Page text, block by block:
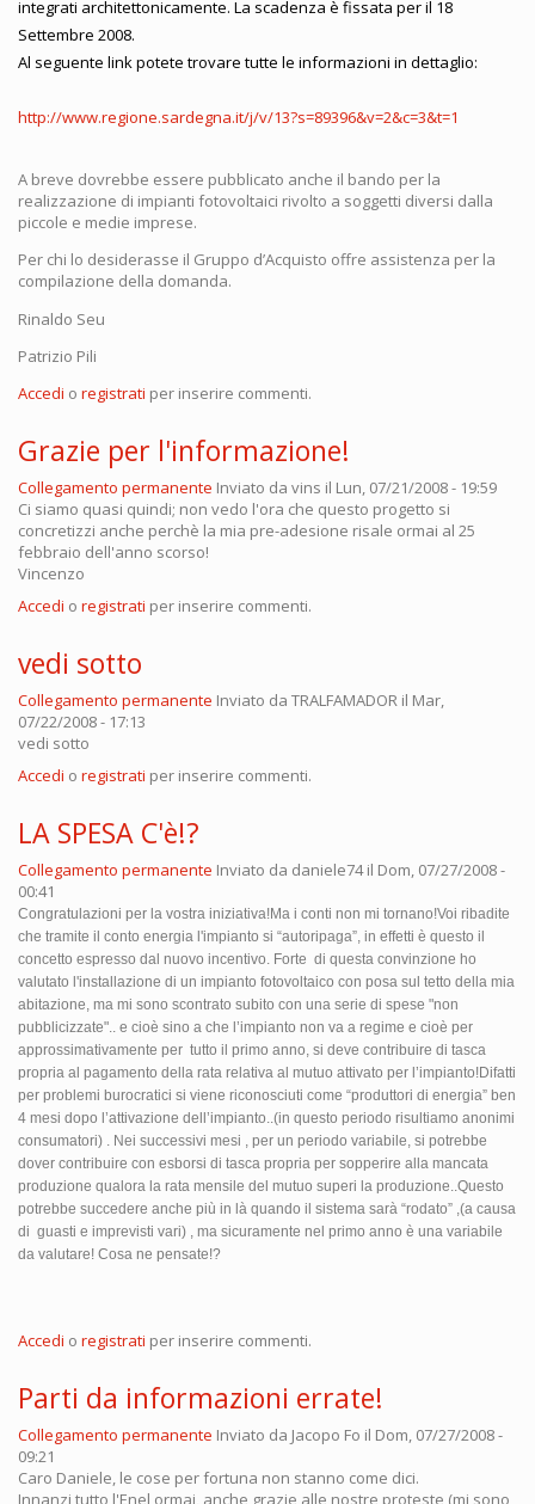
integrati architettonicamente. La scadenza è fissata per il 18
Settembre 2008.
Al seguente link potete trovare tutte le informazioni in dettaglio:
http://www.regione.sardegna.it/j/v/13?s=89396&v=2&c=3&t=1
A breve dovrebbe essere pubblicato anche il bando per la
realizzazione di impianti fotovoltaici rivolto a soggetti diversi dalla
piccole e medie imprese.
Per chi lo desiderasse il Gruppo d’Acquisto offre assistenza per la
compilazione della domanda.
Rinaldo Seu
Patrizio Pili
Accedi o registrati per inserire commenti.
Grazie per l'informazione!
Collegamento permanente Inviato da vins il Lun, 07/21/2008 - 19:59
Ci siamo quasi quindi; non vedo l'ora che questo progetto si
concretizzi anche perchè la mia pre-adesione risale ormai al 25
febbraio dell'anno scorso!
Vincenzo
Accedi o registrati per inserire commenti.
vedi sotto
Collegamento permanente Inviato da TRALFAMADOR il Mar,
07/22/2008 - 17:13
vedi sotto
Accedi o registrati per inserire commenti.
LA SPESA C'è!?
Collegamento permanente Inviato da daniele74il Dom, 07/27/2008 -
00:41
Congratulazioni per la vostra iniziativa!Ma i conti non mi tornano!Voi ribadite
che tramite il conto energia l'impianto si “autoripaga”, in effetti è questo il
concetto espresso dal nuovo incentivo. Forte di questa convinzione ho
valutato l'installazione di un impianto fotovoltaico con posa sul tetto della mia
abitazione, ma mi sono scontrato subito con una serie di spese "non
pubblicizzate".. e cioè sino a che l’impianto non va a regime e cioè per
approssimativamente per tutto il primo anno, si deve contribuire di tasca
propria al pagamento della rata relativa al mutuo attivato per l’impianto!Difatti
per problemi burocratici si viene riconosciuti come “produttori di energia” ben
4 mesi dopo l’attivazione dell’impianto..(in questo periodo risultiamo anonimi
consumatori) . Nei successivi mesi , per un periodo variabile, si potrebbe
dover contribuire con esborsi di tasca propria per sopperire alla mancata
produzione qualora la rata mensile del mutuo superi la produzione..Questo
potrebbe succedere anche più in là quando il sistema sarà “rodato” ,(a causa
di guasti e imprevisti vari) , ma sicuramente nel primo anno è una variabile
da valutare! Cosa ne pensate!?
Accedi o registrati per inserire commenti.
Parti da informazioni errate!
Collegamento permanente Inviato da Jacopo Fo il Dom, 07/27/2008 -
09:21
Caro Daniele, le cose per fortuna non stanno come dici.
Innanzi tutto l'Enel ormai, anche grazie alle nostre proteste (mi sono